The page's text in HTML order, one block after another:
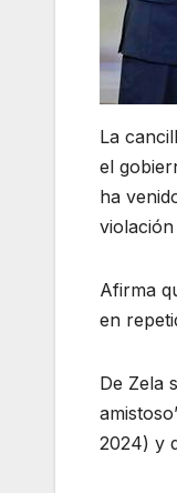
La
el
ha
Afirma
en
De Zela
2024) y